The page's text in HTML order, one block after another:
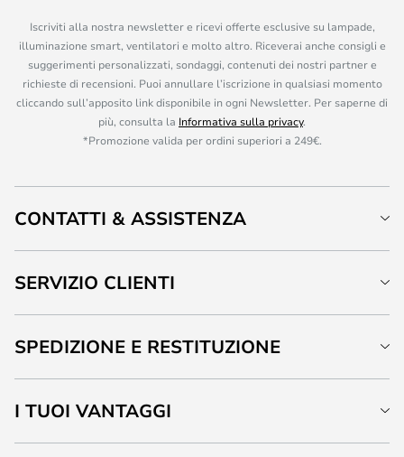
Iscriviti alla nostra newsletter e ricevi offerte esclusive su lampade,
illuminazione smart, ventilatori e molto altro. Riceverai anche consigli e
suggerimenti personalizzati, sondaggi, contenuti dei nostri partner e
richieste di recensioni. Puoi annullare l’iscrizione in qualsiasi momento
cliccando sull’apposito link disponibile in ogni Newsletter. Per saperne di
più, consulta la Informativa sulla privacy.
*Promozione valida per ordini superiori a 249€.
CONTATTI & ASSISTENZA
SERVIZIO CLIENTI
SPEDIZIONE E RESTITUZIONE
I TUOI VANTAGGI